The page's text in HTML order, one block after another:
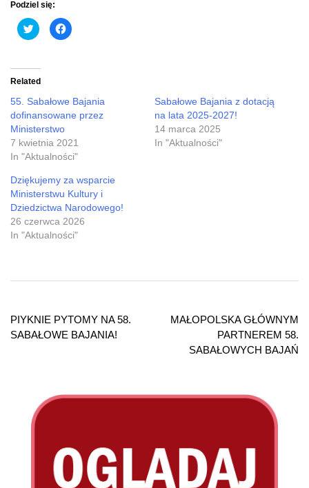
Podziel się:
Click
to
share
(Opens
in
new
Click
to
Related
55. Sabałowe Bajania
dofinansowane przez
Ministerstwo
7 kwietnia 2021
In "Aktualności"
Sabałowe Bajania z dotacją
na lata 2025-2027!
14 marca 2025
In "Aktualności"
Dziękujemy za wsparcie
Ministerstwu Kultury i
Dziedzictwa Narodowego!
26 czerwca 2026
In "Aktualności"
wpisu
PIYKNIE PYTOMY NA 58.
SABAŁOWE BAJANIA!
MAŁOPOLSKA GŁÓWNYM
PARTNEREM 58.
SABAŁOWYCH BAJAŃ